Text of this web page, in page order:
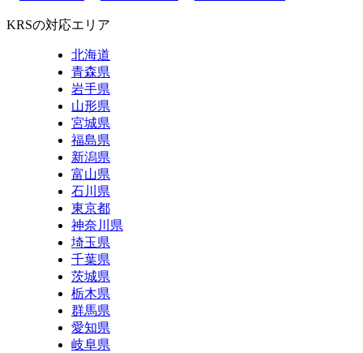
KRSの対応エリア
北海道
青森県
岩手県
山形県
宮城県
福島県
新潟県
富山県
石川県
東京都
神奈川県
埼玉県
千葉県
茨城県
栃木県
群馬県
愛知県
岐阜県